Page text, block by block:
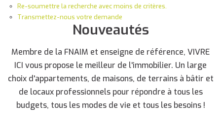
Re-soumettre la recherche avec moins de critères.
Transmettez-nous votre demande
Nouveautés
Membre de la FNAIM et enseigne de référence, VIVRE
ICI vous propose le meilleur de l'immobilier. Un large
choix d'appartements, de maisons, de terrains à bâtir et
de locaux professionnels pour répondre à tous les
budgets, tous les modes de vie et tous les besoins !